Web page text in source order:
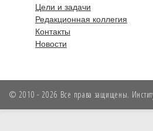
Цели и задачи
Редакционная коллегия
Контакты
Новости
© 2010 - 2026 Все права защищены.